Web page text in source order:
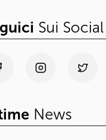
Sui Social
News